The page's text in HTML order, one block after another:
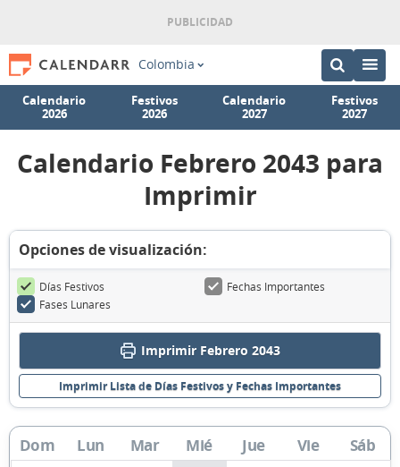
Colombia
Calendario
2026
Festivos
2026
Calendario
2027
Festivos
2027
Calendario Febrero 2043 para
Imprimir
Opciones de visualización:
Días Festivos
Fechas Importantes
Fases Lunares
Imprimir Febrero 2043
Imprimir Lista de Días Festivos y Fechas Importantes
Dom Lun Mar Mié Jue Vie Sáb